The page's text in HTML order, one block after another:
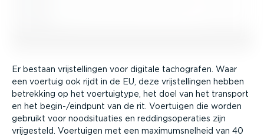
Er bestaan vrijstel­lingen voor digitale tachografen. Waar
een voertuig ook rijdt in de EU, deze vrijstel­lingen hebben
betrekking op het voertuigtype, het doel van het transport
en het begin-/eindpunt van de rit. Voertuigen die worden
gebruikt voor noodsi­tu­aties en reddings­ope­raties zijn
vrijgesteld. Voertuigen met een maximum­snelheid van 40